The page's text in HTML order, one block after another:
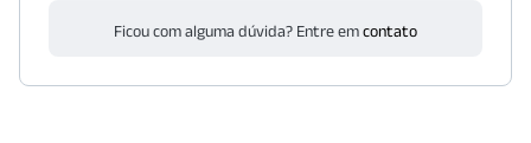
Ficou com alguma dúvida? Entre emcontato